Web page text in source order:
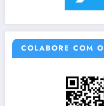
COLABORE COM